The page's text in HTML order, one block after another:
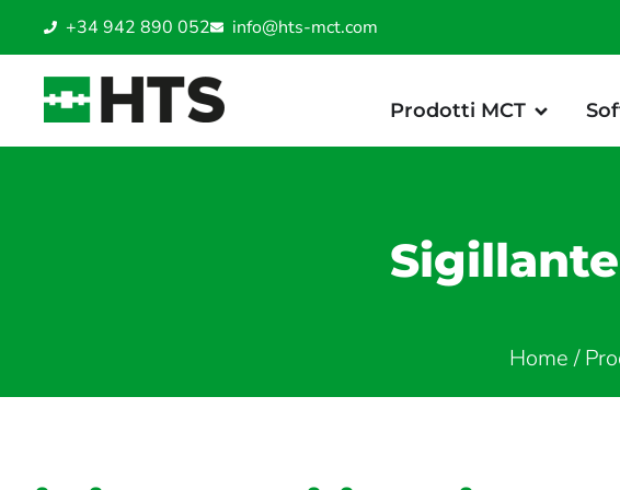
+34 942 890 052 info@hts-mct.com
Prodotti MCT
Home/